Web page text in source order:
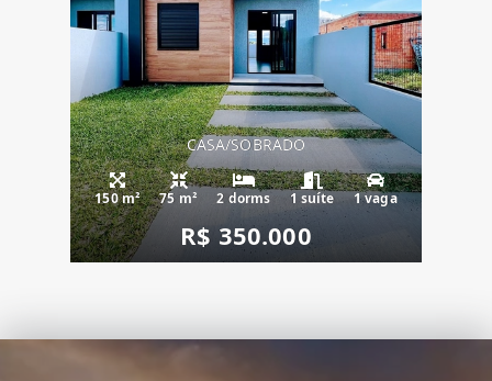
CASA/SOBRADO
150 m² 75 m² 2 dorms 1 suíte 1 vaga
R$ 350.000